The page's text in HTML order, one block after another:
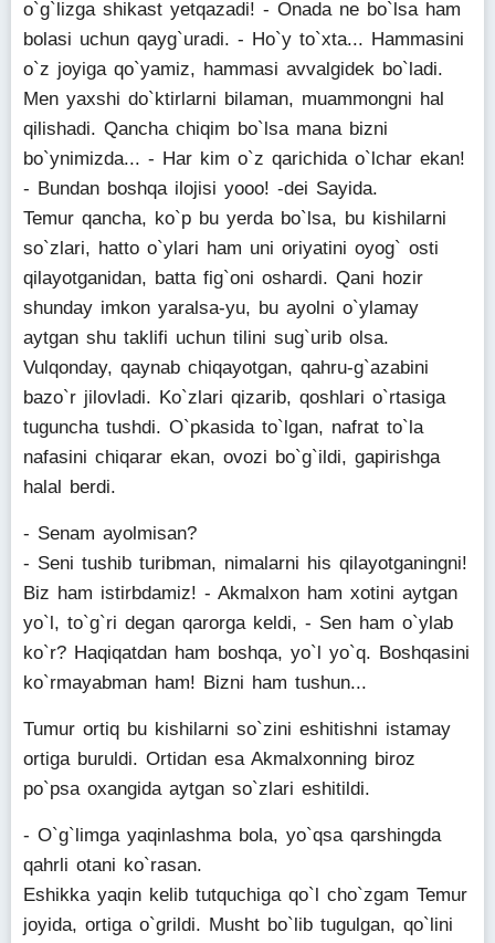
o`g`lizga shikast yetqazadi! - Onada ne bo`lsa ham
bolasi uchun qayg`uradi. - Ho`y to`xta... Hammasini
o`z joyiga qo`yamiz, hammasi avvalgidek bo`ladi.
Men yaxshi do`ktirlarni bilaman, muammongni hal
qilishadi. Qancha chiqim bo`lsa mana bizni
bo`ynimizda... - Har kim o`z qarichida o`lchar ekan!
- Bundan boshqa ilojisi yooo! -dei Sayida.
Temur qancha, ko`p bu yerda bo`lsa, bu kishilarni
so`zlari, hatto o`ylari ham uni oriyatini oyog` osti
qilayotganidan, batta fig`oni oshardi. Qani hozir
shunday imkon yaralsa-yu, bu ayolni o`ylamay
aytgan shu taklifi uchun tilini sug`urib olsa.
Vulqonday, qaynab chiqayotgan, qahru-g`azabini
bazo`r jilovladi. Ko`zlari qizarib, qoshlari o`rtasiga
tuguncha tushdi. O`pkasida to`lgan, nafrat to`la
nafasini chiqarar ekan, ovozi bo`g`ildi, gapirishga
halal berdi.
- Senam ayolmisan?
- Seni tushib turibman, nimalarni his qilayotganingni!
Biz ham istirbdamiz! - Akmalxon ham xotini aytgan
yo`l, to`g`ri degan qarorga keldi, - Sen ham o`ylab
ko`r? Haqiqatdan ham boshqa, yo`l yo`q. Boshqasini
ko`rmayabman ham! Bizni ham tushun...
Tumur ortiq bu kishilarni so`zini eshitishni istamay
ortiga buruldi. Ortidan esa Akmalxonning biroz
po`psa oxangida aytgan so`zlari eshitildi.
- O`g`limga yaqinlashma bola, yo`qsa qarshingda
qahrli otani ko`rasan.
Eshikka yaqin kelib tutquchiga qo`l cho`zgam Temur
joyida, ortiga o`grildi. Musht bo`lib tugulgan, qo`lini